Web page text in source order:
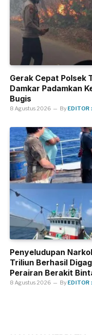
Gerak Cepat Polsek
Damkar Padamkan
Bugis
8 Agustus 2026 ByEDITOR
Penyeludupan
Triliun Berhasil
Perairan Berakit
8 Agustus 2026 ByEDITOR